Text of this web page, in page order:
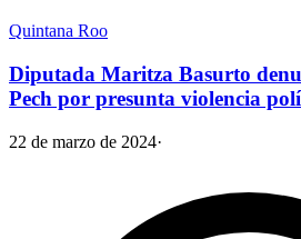
Quintana Roo
Diputada Maritza Basurto
Pech por presunta violencia
22 de marzo de 2024·